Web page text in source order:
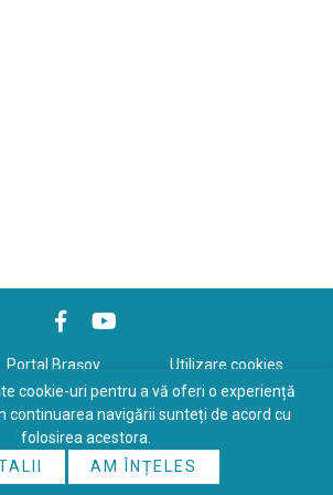
Portal Braşov Utilizare cookies
de confidenţialitate
Rights Reserved. Powered by
Online
cookie-uri pentru a vă oferi o experiență
continuarea navigării sunteți de acord cu
folosirea acestora.
AM ÎNȚELES